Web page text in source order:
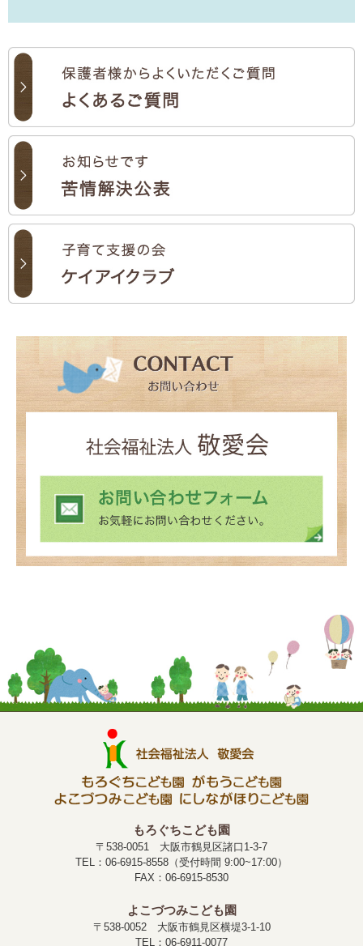
もろぐちこども園
〒538-0051 大阪市鶴見区諸口1-3-7
TEL：06-6915-8558（受付時間 9:00~17:00）
FAX：06-6915-8530
よこづつみこども園
〒538-0052 大阪市鶴見区横堤3-1-10
TEL：06-6911-0077